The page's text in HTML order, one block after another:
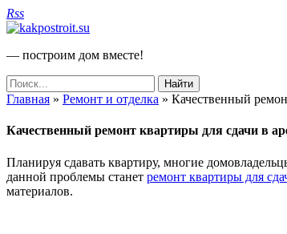
Rss
— построим дом вместе!
Главная » Ремонт и отделка » Качественный
Качественный ремонт квартиры для сдачи в
Планируя сдавать квартиру, многие
данной проблемы станет ремонт квартиры для
материалов.